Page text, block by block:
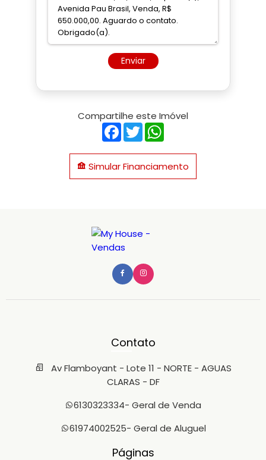
Enviar
Compartilhe este Imóvel
Facebook
Twitter
Simular Financiamento
Contato
Av Flamboyant - Lote 11 - NORTE - AGUAS
CLARAS - DF
6130323334- Geral de Venda
61974002525- Geral de Aluguel
Páginas